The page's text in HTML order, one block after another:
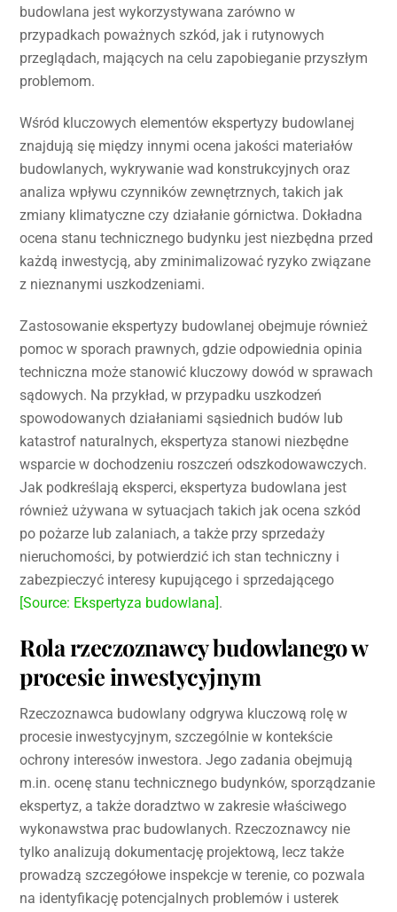
budowlana jest wykorzystywana zarówno w
przypadkach poważnych szkód, jak i rutynowych
przeglądach, mających na celu zapobieganie przyszłym
problemom.
Wśród kluczowych elementów ekspertyzy budowlanej
znajdują się między innymi ocena jakości materiałów
budowlanych, wykrywanie wad konstrukcyjnych oraz
analiza wpływu czynników zewnętrznych, takich jak
zmiany klimatyczne czy działanie górnictwa. Dokładna
ocena stanu technicznego budynku jest niezbędna przed
każdą inwestycją, aby zminimalizować ryzyko związane
z nieznanymi uszkodzeniami.
Zastosowanie ekspertyzy budowlanej obejmuje również
pomoc w sporach prawnych, gdzie odpowiednia opinia
techniczna może stanowić kluczowy dowód w sprawach
sądowych. Na przykład, w przypadku uszkodzeń
spowodowanych działaniami sąsiednich budów lub
katastrof naturalnych, ekspertyza stanowi niezbędne
wsparcie w dochodzeniu roszczeń odszkodowawczych.
Jak podkreślają eksperci, ekspertyza budowlana jest
również używana w sytuacjach takich jak ocena szkód
po pożarze lub zalaniach, a także przy sprzedaży
nieruchomości, by potwierdzić ich stan techniczny i
zabezpieczyć interesy kupującego i sprzedającego
[Source: Ekspertyza budowlana].
Rola rzeczoznawcy budowlanego w
procesie inwestycyjnym
Rzeczoznawca budowlany odgrywa kluczową rolę w
procesie inwestycyjnym, szczególnie w kontekście
ochrony interesów inwestora. Jego zadania obejmują
m.in. ocenę stanu technicznego budynków, sporządzanie
ekspertyz, a także doradztwo w zakresie właściwego
wykonawstwa prac budowlanych. Rzeczoznawcy nie
tylko analizują dokumentację projektową, lecz także
prowadzą szczegółowe inspekcje w terenie, co pozwala
na identyfikację potencjalnych problemów i usterek